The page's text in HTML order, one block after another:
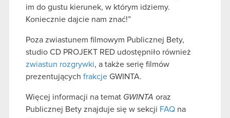
im do gustu kierunek, w którym idziemy.
Koniecznie dajcie nam znać!”
Poza zwiastunem filmowym Publicznej Bety,
studio CD PROJEKT RED udostępniło również
zwiastun rozgrywki, a także serię filmów
prezentujących frakcje GWINTA.
Więcej informacji na temat GWINTA oraz
Publicznej Bety znajduje się w sekcji FAQ na